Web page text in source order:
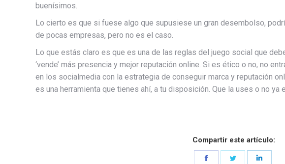
buenísimos.
Lo cierto es que si fuese algo que supusiese un gran desembolso,
de pocas empresas, pero no es el caso.
Lo que estás claro es que es una de las reglas del juego social que
‘vende’ más presencia y mejor reputación online. Si es ético o no, no
en los socialmedia con la estrategia de conseguir marca y reputación
es una herramienta que tienes ahí, a tu disposición. Que la uses o no ya
Compartir este artículo:
Share